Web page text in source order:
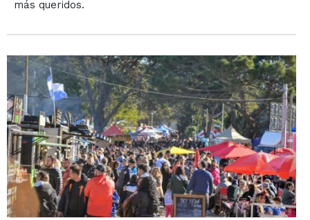
más queridos.